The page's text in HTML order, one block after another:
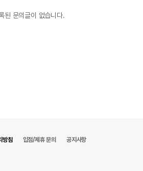
된 문의글이 없습니다.
방침 입점/제휴 문의 공지사항